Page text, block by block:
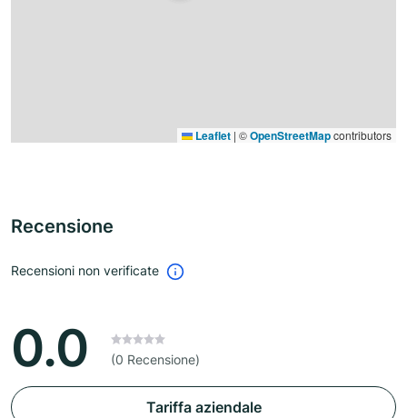
Leaflet | ©OpenStreetMapcontributors
Recensione
Recensioni non verificate
0.0 (0 Recensione)
Tariffa aziendale